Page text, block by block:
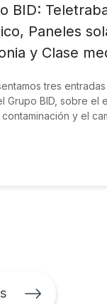
BID:
Paneles
y Clase
tres
Grupo BID, sobre el
y el